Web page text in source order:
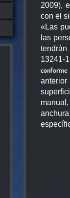
2009),
con el
«Las
las
13241-